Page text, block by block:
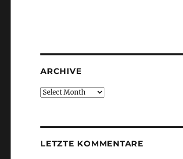
ARCHIVE
Archive
LETZTE KOMMENTARE